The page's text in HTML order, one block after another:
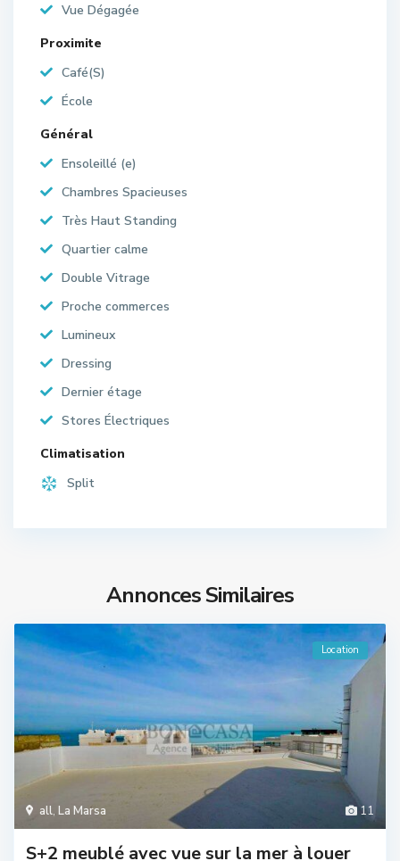
Vue Dégagée
Proximite
Café(S)
École
Général
Ensoleillé (e)
Chambres Spacieuses
Très Haut Standing
Quartier calme
Double Vitrage
Proche commerces
Lumineux
Dressing
Dernier étage
Stores Électriques
Climatisation
Split
Annonces Similaires
11
all, La Marsa
Location
S+2 meublé avec vue sur la mer à louer